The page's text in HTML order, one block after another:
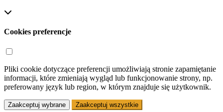
Cookies preferencje
Pliki cookie dotyczące preferencji umożliwiają stronie zapamiętanie
informacji, które zmieniają wygląd lub funkcjonowanie strony, np.
preferowany język lub region, w którym znajduje się użytkownik.
Zaakceptuj wybrane Zaakceptuj wszystkie